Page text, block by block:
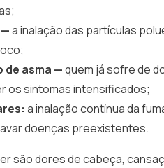
a inalação das partículas
de asma —quem já sofre de
os sintomas intensificados;
a inalação contínua da
doenças preexistentes.
são dores de cabeça,